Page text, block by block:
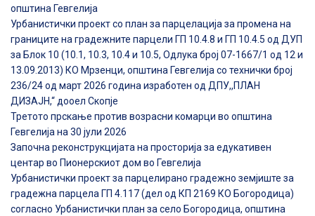
општина Гевгелија
Урбанистички проект со план за парцелација за промена на
границите на градежните парцели ГП 10.4.8 и ГП 10.4.5 од ДУП
за Блок 10 (10.1, 10.3, 10.4 и 10.5, Одлука број 07-1667/1 од 12 и
13.09.2013) КО Мрзенци, општина Гевгелија со технички број
236/24 од март 2026 година изработен од ДПУ,,ПЛАН
ДИЗАЈН,“ дооел Скопје
Третото прскање против возрасни комарци во општина
Гевгелија на 30 јули 2026
Започна реконструкцијата на просторија за едукативен
центар во Пионерскиот дом во Гевгелија
Урбанистички проект за парцелирано градежно земјиште за
градежна парцела ГП 4.117 (дел од КП 2169 КО Богородица)
согласно Урбанистички план за село Богородица, општина